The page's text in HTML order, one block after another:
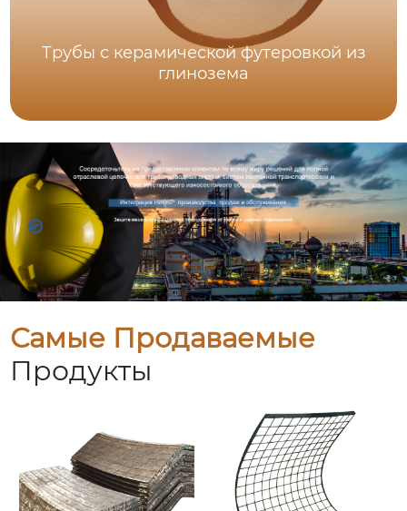
Трубы с керамической футеровкой из
глинозема
Самые Продаваемые
Продукты